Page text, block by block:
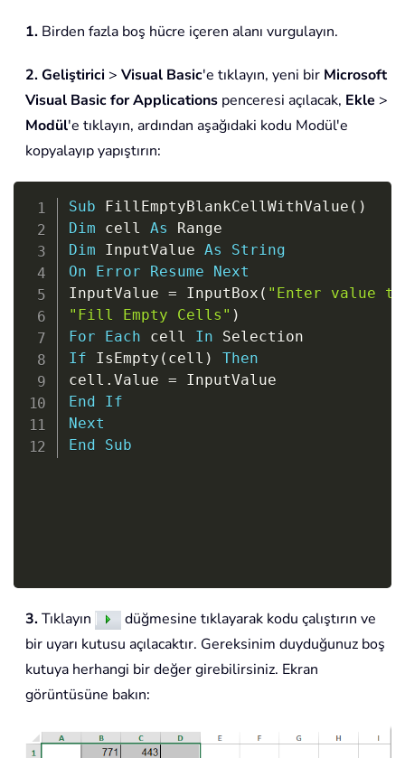
1. Birden fazla boş hücre içeren alanı vurgulayın.
2.Geliştirici > Visual Basic'e tıklayın, yeni bir Microsoft
Visual Basic for Applications penceresi açılacak, Ekle >
Modül'e tıklayın, ardından aşağıdaki kodu Modül'e
kopyalayıp yapıştırın:
Sub FillEmptyBlankCellWithValue ( )
Dim cell As
Dim InputValue As
String
On
Error Resume
Next
InputValue = InputBox ( "Enter value
"Fill Empty Cells" )
For
Each cell In
If IsEmpty ( cell )
Then
cell . Value =
End
If
Next
End
Sub
Copy
3.Tıklayın
düğmesine tıklayarak kodu çalıştırın ve
bir uyarı kutusu açılacaktır. Gereksinim duyduğunuz boş
kutuya herhangi bir değer girebilirsiniz. Ekran
görüntüsüne bakın: